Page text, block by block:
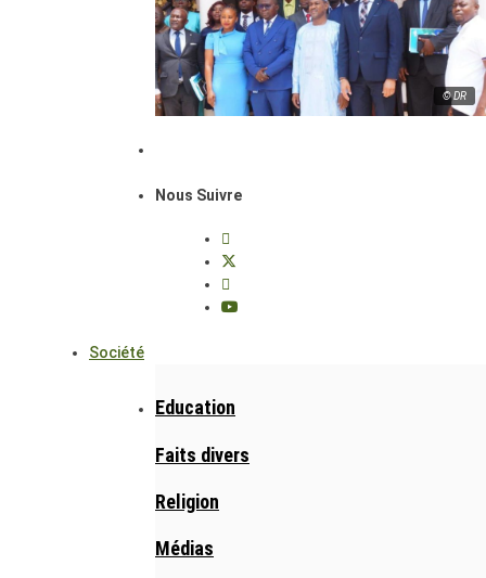
© DR
Nous Suivre
Société
Education
Faits divers
Religion
Médias